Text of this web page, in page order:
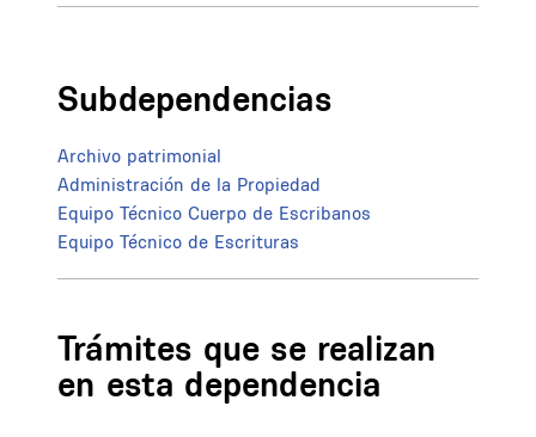
Subdependencias
Archivo patrimonial
Administración de la Propiedad
Equipo Técnico Cuerpo de Escribanos
Equipo Técnico de Escrituras
Trámites que se realizan
en esta dependencia